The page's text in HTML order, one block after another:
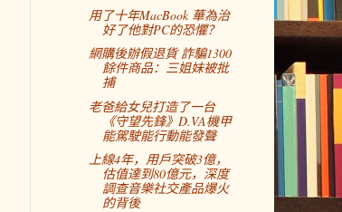
用了十年MacBook 華為治
好了他對PC的恐懼？
網購後辦假退貨 詐騙1300
餘件商品：三姐妹被批
捕
老爸給女兒打造了一台
《守望先鋒》D.VA機甲
能駕駛能行動能發聲
上線4年，用戶突破3億，
估值達到80億元，深度
調查音樂社交產品爆火
的背後